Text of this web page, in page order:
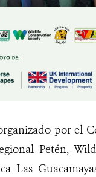
por el
Petén,
Las